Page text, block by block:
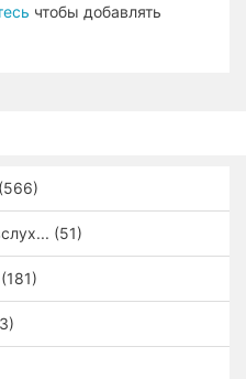
чтобы добавлять
(51)